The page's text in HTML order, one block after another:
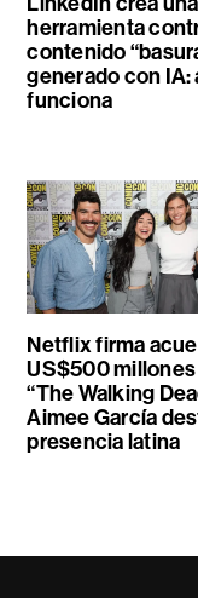
herramienta
contenido
generado con IA:
funciona
Netflix firma
US$500
“The Walking
Aimee García
presencia latina